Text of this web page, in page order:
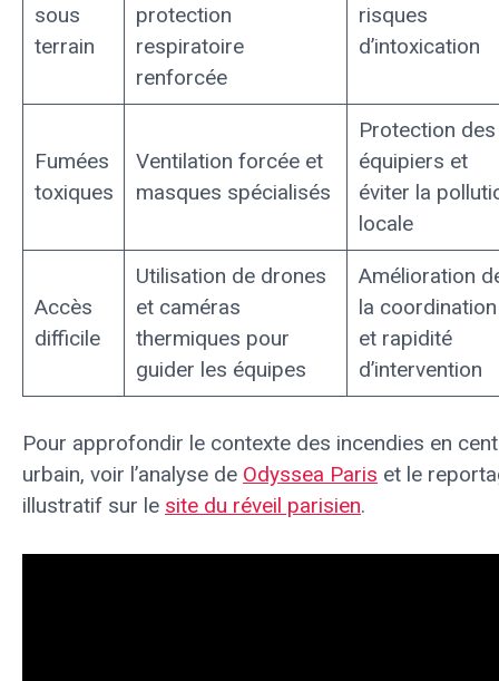
sous
terrain
protection
respiratoire
renforcée
risques
d’intoxication
Fumées
toxiques
Ventilation forcée et
masques spécialisés
Protection des
équipiers et
éviter la
locale
Accès
difficile
Utilisation de drones
et caméras
thermiques pour
guider les équipes
Amélioration
la coordination
et rapidité
d’intervention
Pour approfondir le contexte des incendies en
urbain, voir l’analyse de Odyssea Paris et le
illustratif sur le site du réveil parisien.